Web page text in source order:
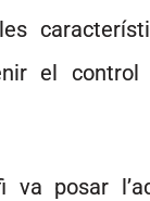
el
va posar